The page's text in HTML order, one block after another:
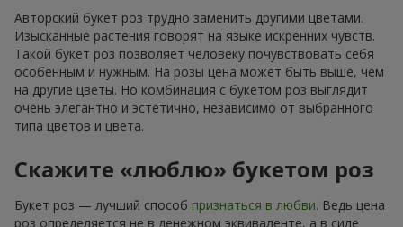
Авторский букет роз трудно заменить другими цветами.
Изысканные растения говорят на языке искренних чувств.
Такой букет роз позволяет человеку почувствовать себя
особенным и нужным. На розы цена может быть выше, чем
на другие цветы. Но комбинация с букетом роз выглядит
очень элегантно и эстетично, независимо от выбранного
типа цветов и цвета.
Скажите «люблю» букетом роз
Букет роз — лучший способ признаться в любви. Ведь цена
роз определяется не в денежном эквиваленте, а в силе